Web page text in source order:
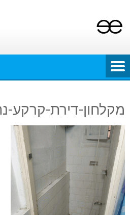
content
מקלחון-דירת-קרקע-